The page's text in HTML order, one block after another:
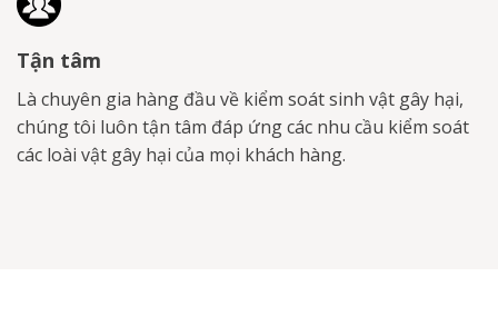
Tận tâm
Là chuyên gia hàng đầu về kiểm soát sinh vật gây hại,
chúng tôi luôn tận tâm đáp ứng các nhu cầu kiểm soát
các loài vật gây hại của mọi khách hàng.